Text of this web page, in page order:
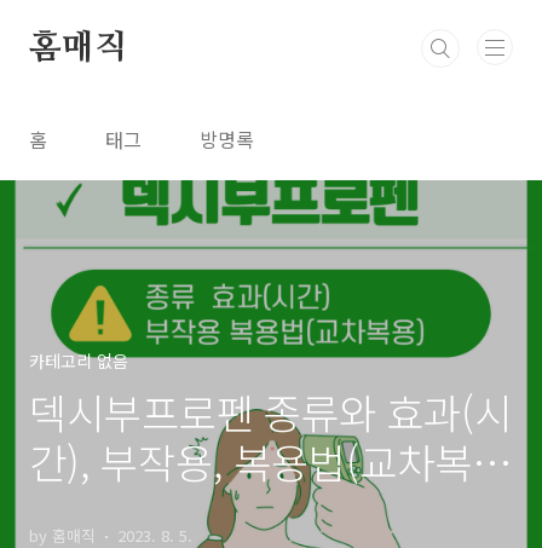
홈매직
홈 태그 방명록
카테고리 없음
덱시부프로펜 종류와 효과(시
간), 부작용, 복용법(교차복
용), 이부프로펜 차이
by 홈매직 2023. 8. 5.